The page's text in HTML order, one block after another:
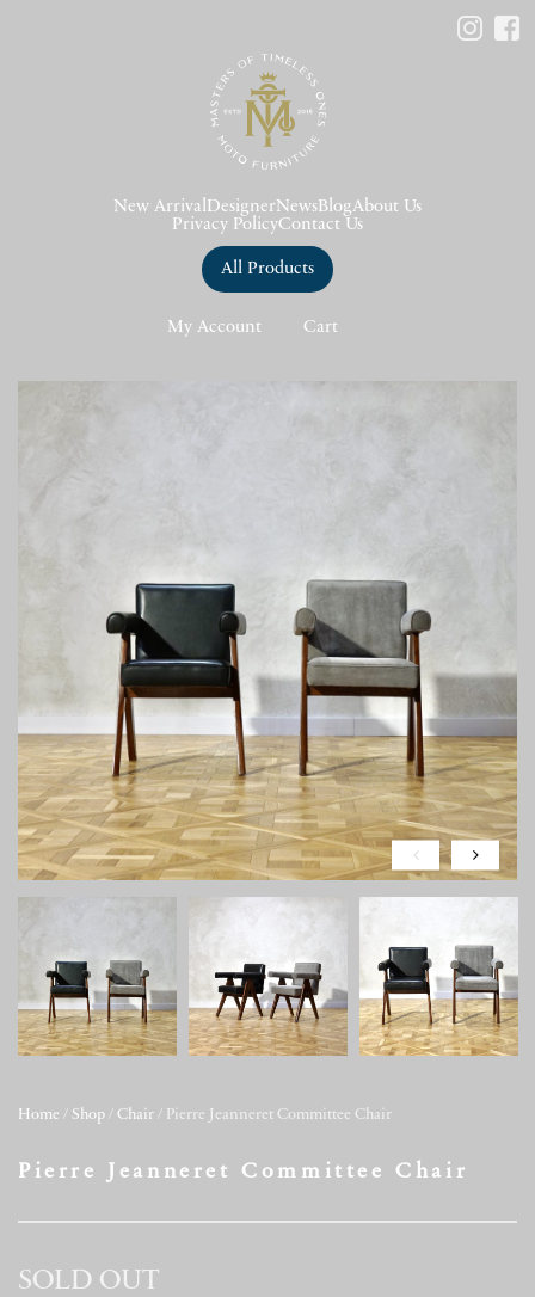
New Arrival DesignerNews BlogAbout Us
Privacy PolicyContact Us
All Products
My Account Cart
Home / Shop / Chair / Pierre Jeanneret Committee Chair
Pierre Jeanneret Committee Chair
SOLD OUT